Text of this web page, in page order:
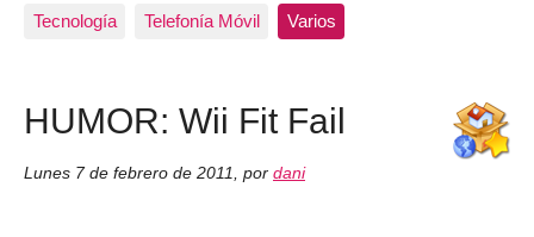
Tecnología Telefonía Móvil Varios
HUMOR: Wii Fit Fail
Lunes 7 de febrero de 2011, por dani